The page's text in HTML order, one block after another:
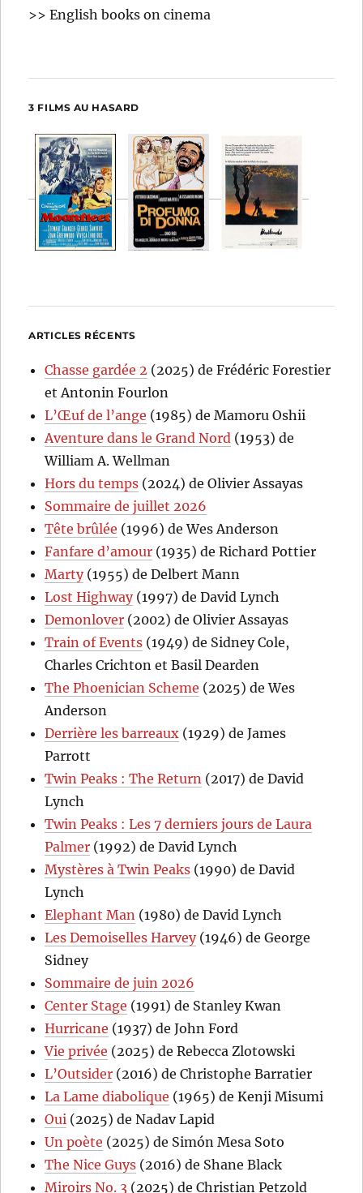
>> English books on cinema
3 FILMS AU HASARD
ARTICLES RÉCENTS
Chasse gardée 2 (2025) de Frédéric Forestier
et Antonin Fourlon
L’Œuf de l’ange (1985) de Mamoru Oshii
Aventure dans le Grand Nord (1953) de
William A. Wellman
Hors du temps (2024) de Olivier Assayas
Sommaire de juillet 2026
Tête brûlée (1996) de Wes Anderson
Fanfare d’amour (1935) de Richard Pottier
Marty(1955) de Delbert Mann
Lost Highway(1997) de David Lynch
Demonlover (2002) de Olivier Assayas
Train of Events (1949) de Sidney Cole,
Charles Crichton et Basil Dearden
The Phoenician Scheme (2025) de Wes
Anderson
Derrière les barreaux (1929) de James
Parrott
Twin Peaks : The Return (2017) de David
Lynch
Twin Peaks : Les 7 derniers jours de Laura
Palmer (1992) de David Lynch
Mystères à Twin Peaks (1990) de David
Lynch
Elephant Man (1980) de David Lynch
Les Demoiselles Harvey(1946) de George
Sidney
Sommaire de juin 2026
Center Stage (1991) de Stanley Kwan
Hurricane (1937) de John Ford
Vie privée (2025) de Rebecca Zlotowski
L’Outsider (2016) de Christophe Barratier
La Lame diabolique (1965) de Kenji Misumi
Oui (2025) de Nadav Lapid
Un poète (2025) de Simón Mesa Soto
The Nice Guys (2016) de Shane Black
Miroirs No. 3 (2025) de Christian Petzold